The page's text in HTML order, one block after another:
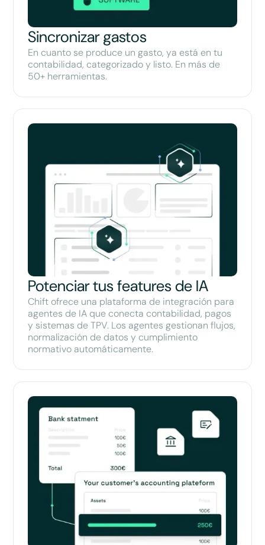
Sincronizar gastos
En cuanto se produce un gasto, ya está en tu
contabilidad, categorizado y listo. En más de
50+ herramientas.
Potenciar tus features de IA
Chift ofrece una plataforma de integración para
agentes de IA que conecta contabilidad, pagos
y sistemas de TPV. Los agentes gestionan flujos,
normalización de datos y cumplimiento
normativo automáticamente.